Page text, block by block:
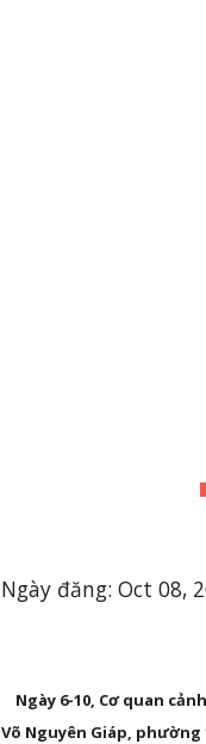
Ngày đăng: Oct 08,
Ngày 6-10, Cơ quan
Võ Nguyên Giáp,